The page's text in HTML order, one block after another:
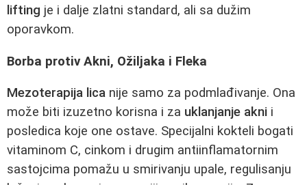
lifting je i dalje zlatni standard, ali sa dužim
oporavkom.
Borba protiv Akni, Ožiljaka i Fleka
Mezoterapija lica nije samo za podmlađivanje. Ona
može biti izuzetno korisna i za uklanjanje akni i
posledica koje one ostave. Specijalni kokteli bogati
vitaminom C, cinkom i drugim antiinflamatornim
sastojcima pomažu u smirivanju upale, regulisanju